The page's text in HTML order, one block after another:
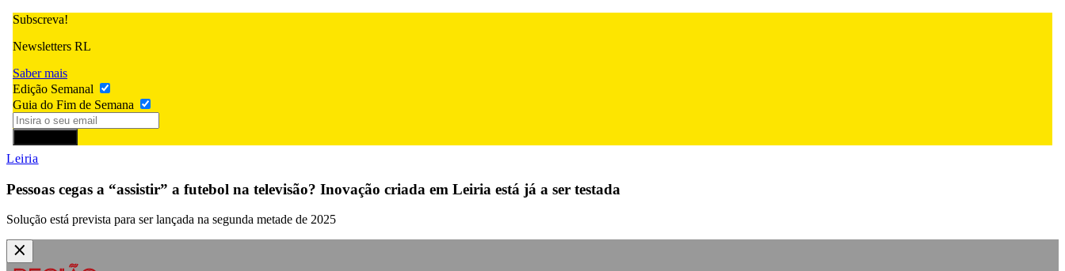
Subscreva!
Newsletters RL
Saber mais
Edição Semanal
Guia do Fim de Semana
Leiria
Pessoas cegas a “assistir” a futebol na televisão? Inovação criada em Leiria está já a ser testada
Solução está prevista para ser lançada na segunda metade de 2025